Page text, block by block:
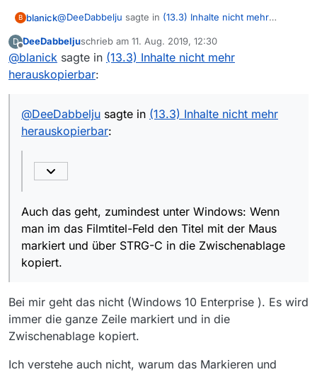
B blanick@DeeDabbelju sagte in (13.3) Inhalte nicht mehr
Leider gilt dies nicht für den Titel!
über STRG-C in die Zwischenablage kopiert. Das
könnte man dann nach Belieben entweder einzeln
D
Offline
DeeDabbeljuschrieb am 11. Aug. 2019, 12:30
zuletzt editiert von
@blanick sagte in (13.3) Inhalte nicht mehr
herauskopierbar:
@DeeDabbelju sagte in (13.3) Inhalte nicht mehr
herauskopierbar:
Auch das geht, zumindest unter Windows: Wenn
man im das Filmtitel-Feld den Titel mit der Maus
markiert und über STRG-C in die Zwischenablage
kopiert.
Bei mir geht das nicht (Windows 10 Enterprise ). Es wird
immer die ganze Zeile markiert und in die
Zwischenablage kopiert.
Ich verstehe auch nicht, warum das Markieren und